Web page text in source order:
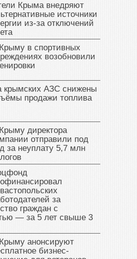
Крыма внедряют
источники
из-за отключений
в спортивных
возобновили
крымских АЗС снижены
продажи топлива
директора
отправили под
за неуплату 5,7 млн
за
граждан с
— за 5 лет свыше 3
анонсируют
бизнес-